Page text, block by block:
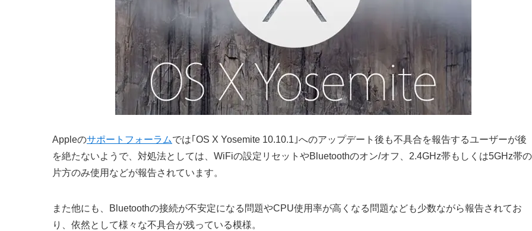
Appleのサポートフォーラムでは｢OS X Yosemite 10.10.1｣へのアップデート後も不具合を報告するユーザーが後
を絶たないようで、対処法としては、WiFiの設定リセットやBluetoothのオン/オフ、2.4GHz帯もしくは5GHz帯の
片方のみ使用などが報告されています。
また他にも、Bluetoothの接続が不安定になる問題やCPU使用率が高くなる問題なども少数ながら報告されてお
り、依然として様々な不具合が残っている模様。